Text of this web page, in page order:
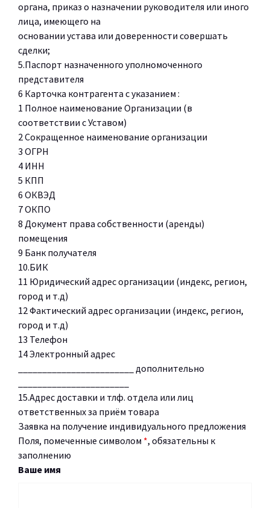
органа, приказ о назначении руководителя или иного
лица, имеющего на
основании устава или доверенности совершать
сделки;
5.Паспорт назначенного уполномоченного
представителя
6 Карточка контрагента с указанием :
1 Полное наименование Организации (в
соответствии с Уставом)
2 Сокращенное наименование организации
3 ОГРН
4 ИНН
5 КПП
6 ОКВЭД
7 ОКПО
8 Документ права собственности (аренды)
помещения
9 Банк получателя
10.БИК
11 Юридический адрес организации (индекс, регион,
город и т.д)
12 Фактический адрес организации (индекс, регион,
город и т.д)
13 Телефон
14 Электронный адрес
________________________ дополнительно
15.Адрес доставки и тлф. отдела или лиц
ответственных за приём товара
Заявка на получение индивидуального предложения
Поля, помеченные символом *, обязательны к
заполнению
Ваше имя